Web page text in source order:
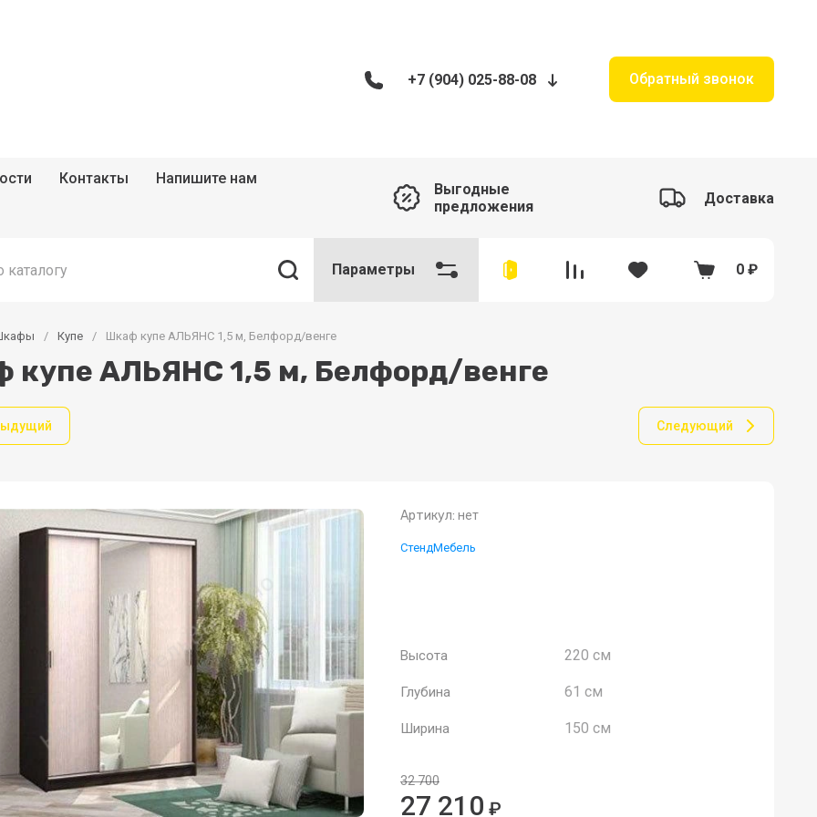
+7 (904) 025-88-08 Обратный звонок
Контакты Напишите нам
Выгодные
предложения
Доставка
Параметры 0 ₽
/ Купе / Шкаф купе АЛЬЯНС 1,5 м, Белфорд/венге
купе АЛЬЯНС 1,5 м, Белфорд/венге
Следующий
Артикул: нет
СтендМебель
Высота 220 см
Глубина 61 см
Ширина 150 см
32 700
27 210 ₽